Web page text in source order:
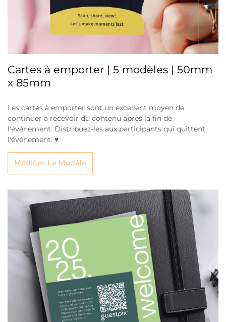
Cartes à emporter | 5 modèles | 50mm
x 85mm
Les cartes à emporter sont un excellent moyen de
continuer à recevoir du contenu après la fin de
l'événement. Distribuez-les aux participants qui quittent
l'événement. ♥
Modifier Le Modèle